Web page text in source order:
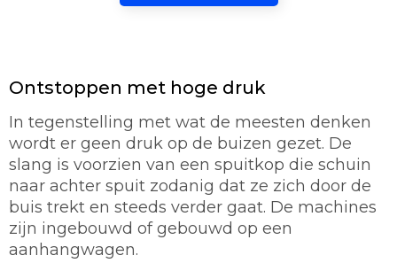
Ontstoppen met hoge druk
In tegenstelling met wat de meesten denken
wordt er geen druk op de buizen gezet. De
slang is voorzien van een spuitkop die schuin
naar achter spuit zodanig dat ze zich door de
buis trekt en steeds verder gaat. De machines
zijn ingebouwd of gebouwd op een
aanhangwagen.